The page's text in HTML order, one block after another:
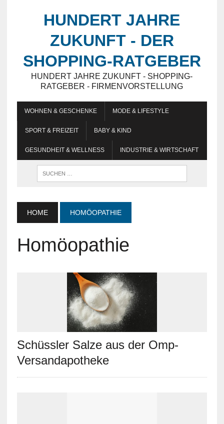
HUNDERT JAHRE
ZUKUNFT - DER
SHOPPING-RATGEBER
HUNDERT JAHRE ZUKUNFT - SHOPPING-
RATGEBER - FIRMENVORSTELLUNG
WOHNEN & GESCHENKE MODE & LIFESTYLE
SPORT & FREIZEIT BABY & KIND
GESUNDHEIT & WELLNESS INDUSTRIE & WIRTSCHAFT
HOME HOMÖOPATHIE
Homöopathie
Schüssler Salze aus der Omp-
Versandapotheke